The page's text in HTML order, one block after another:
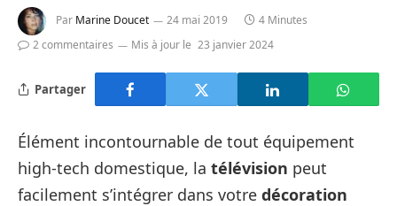
Par Marine Doucet 24 mai 2019
4 Minutes
2 commentaires
Mis à jour le 23 janvier 2024
Partager
Élément incontournable de tout équipement
high-tech domestique, la télévision peut
facilement s’intégrer dans votre décoration